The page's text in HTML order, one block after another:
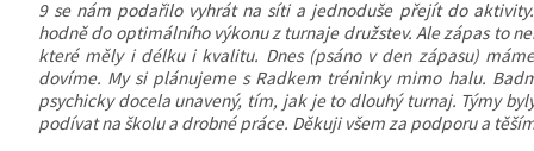
9 se nám podařilo vyhrát na síti a jednoduše přejít do
hodně do optimálního výkonu z turnaje družstev. Ale zápas to
které měly i délku i kvalitu. Dnes (psáno v den zápasu)
dovíme. My si plánujeme s Radkem tréninky mimo halu.
psychicky docela unavený, tím, jak je to dlouhý turnaj. Týmy
podívat na školu a drobné práce. Děkuji všem za podporu a